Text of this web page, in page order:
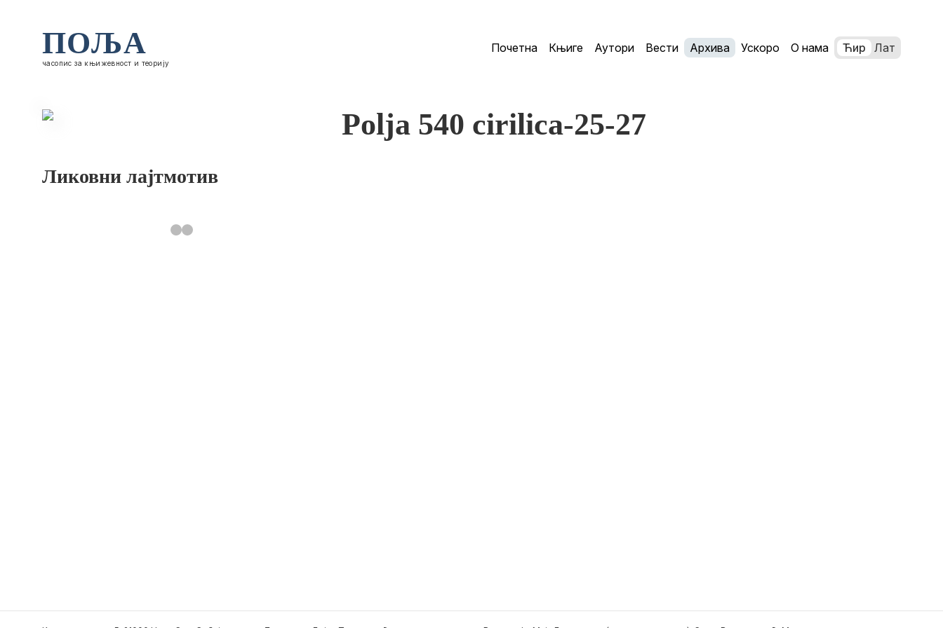
ПОЉА
часопис за књижевност и теорију
Почетна Књиге Аутори Вести Архива Ускоро О нама Ћир Лат
Ликовни лајтмотив
Polja 540 cirilica-25-27